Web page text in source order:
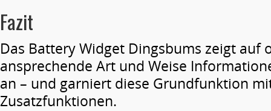
Fazit
Das Battery Widget Dingsbums zeigt auf
ansprechende Art und Weise
an – und garniert diese Grundfunktion
Zusatzfunktionen.